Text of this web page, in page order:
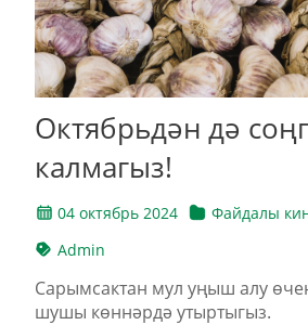
Октябрьдән дә
калмагыз!
04 октябрь 2024
Файдалы
Admin
Сарымсактан мул уңыш алу
шушы көннәрдә утыртыгыз.